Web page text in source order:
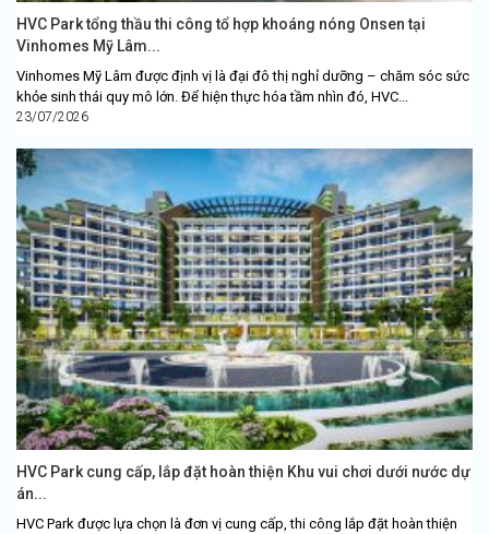
HVC Park tổng thầu thi công tổ hợp khoáng nóng Onsen tại
Vinhomes Mỹ Lâm...
Vinhomes Mỹ Lâm được định vị là đại đô thị nghỉ dưỡng – chăm sóc sức
khỏe sinh thái quy mô lớn. Để hiện thực hóa tầm nhìn đó, HVC...
23/07/2026
HVC Park cung cấp, lắp đặt hoàn thiện Khu vui chơi dưới nước dự
án...
HVC Park được lựa chọn là đơn vị cung cấp, thi công lắp đặt hoàn thiện